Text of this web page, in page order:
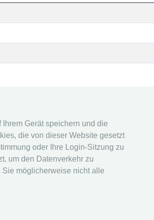
Gerät speichern und die
die von dieser Website gesetzt
oder Ihre Login-Sitzung zu
um den Datenverkehr zu
möglicherweise nicht alle
Rechtshinweis
Datenschutz
Impressum
andere